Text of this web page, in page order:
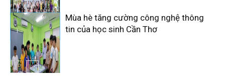
Mùa hè tăng cường công nghệ thông
tin của học sinh Cần Thơ